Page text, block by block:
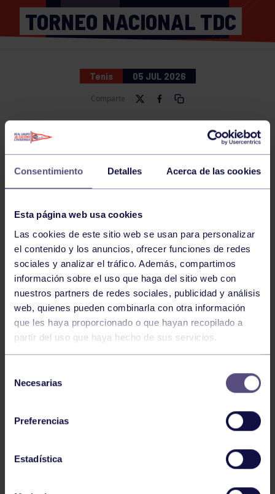
Consentimiento Detalles Acerca de las cookies
Esta página web usa cookies
Las cookies de este sitio web se usan para personalizar
el contenido y los anuncios, ofrecer funciones de redes
sociales y analizar el tráfico. Además, compartimos
información sobre el uso que haga del sitio web con
nuestros partners de redes sociales, publicidad y análisis
web, quienes pueden combinarla con otra información
que les haya proporcionado o que hayan recopilado a
partir del uso que haya hecho de sus servicios.
Necesarias
Preferencias
Estadística
TORNEO NACIONAL TDC
Tenis 05 JUL 2026
Comparte
NOTICIAS RELACIONADAS
Tenis 05 Ago 2026
VII TORNEO ABANCA
CIRCUITO AS YOUNG TOUR 2026